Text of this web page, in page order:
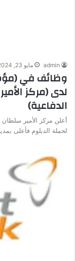
admin مايو 23, 2024
وظائف في
لدى (مركز
الدفاعية)
أعلن مركز الأمير
لحملة الدبلوم فأعلى